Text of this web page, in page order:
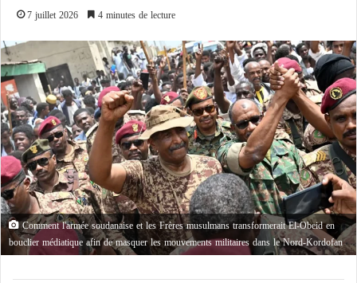
7 juillet 2026 4 minutes de lecture
Comment l'armée soudanaise et les Frères musulmans transformerait El-Obeid en
bouclier médiatique afin de masquer les mouvements militaires dans le Nord-Kordofan